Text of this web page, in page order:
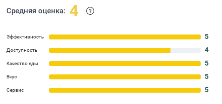
Средняя оценка: 4
Эффективность 5
Доступность 4
Качество еды 5
Вкус 5
Сервис 5